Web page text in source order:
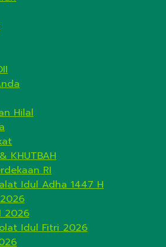
Hilal
KHUTBAH
RI
Idul Adha 1447 H
2026
Idul Fitri 2026